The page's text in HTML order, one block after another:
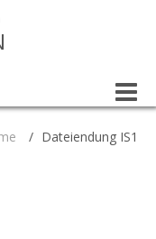
Toggle
/ Dateiendung IS1